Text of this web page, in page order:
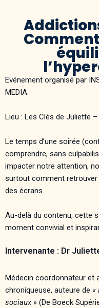
Evénement organisé par
MEDIA.
Lieu : Les Clés de Juliette
Le temps d’une soirée
comprendre, sans
impacter notre attention,
surtout comment
des écrans.
Au-delà du contenu, cette
moment convivial et
Intervenante : Dr
Médecin coordonnateur et
chroniqueuse, auteure de «
sociaux » (De Boeck